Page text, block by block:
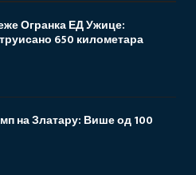
Огранка ЕД Ужице:
650 километара
на Златару: Више од 100